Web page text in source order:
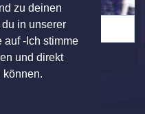
zu deinen
in unserer
auf -Ich stimme
und direkt
können.